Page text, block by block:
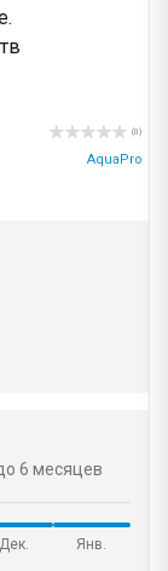
(0)
AquaPro
6 месяцев
Дек. Янв.